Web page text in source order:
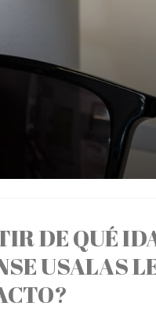
DE QUÉ
USALAS